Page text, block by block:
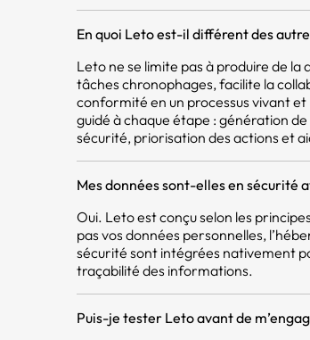
En quoi Leto est-il différent des
Leto ne se limite pas à produire de
tâches chronophages, facilite la
conformité en un processus vivant et
guidé à chaque étape : génération
sécurité, priorisation des actions et
Mes données sont-elles en sécurité
Oui. Leto est conçu selon les
pas vos données personnelles,
sécurité sont intégrées nativement
traçabilité des informations.
Puis-je tester Leto avant de